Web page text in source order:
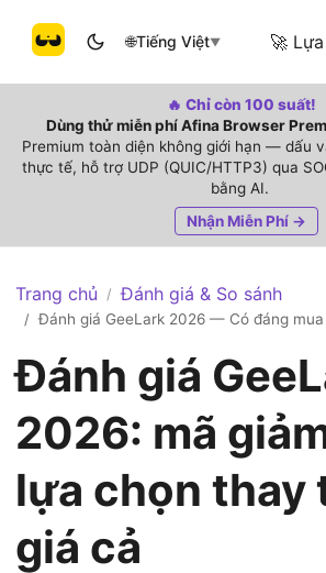
🌐Tiếng Việt▼ 🚀
🔥 Chỉ còn 100 suất!
Dùng thử miễn phí Afina Browser
Premium toàn diện không giới hạn — dấu
thực tế, hỗ trợ UDP (QUIC/HTTP3) qua
bằng AI.
Nhận Miễn Phí →
Trang chủ / Đánh giá & So sánh
/ Đánh giá GeeLark 2026 — Có đáng mua
Đánh giá
2026: mã
lựa chọn thay
giá cả